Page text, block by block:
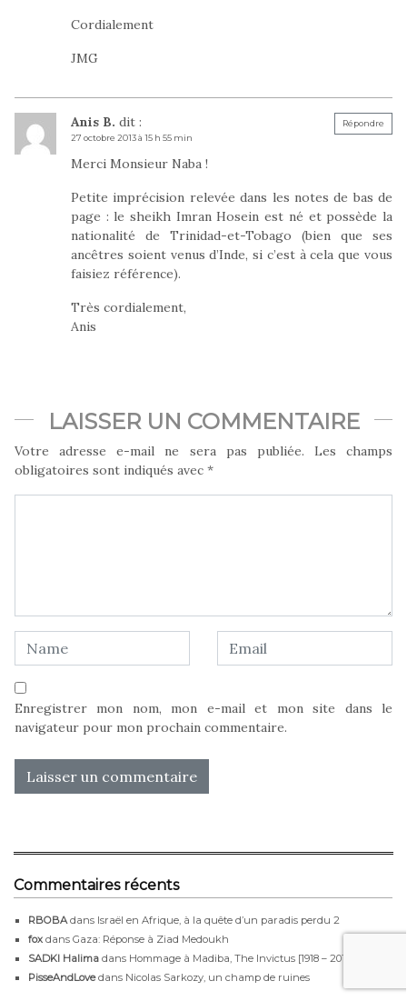
Cordialement
JMG
Anis B. dit :
27 octobre 2013 à 15 h 55 min
Merci Monsieur Naba !
Petite imprécision relevée dans les notes de bas de
page : le sheikh Imran Hosein est né et possède la
nationalité de Trinidad-et-Tobago (bien que ses
ancêtres soient venus d’Inde, si c’est à cela que vous
faisiez référence).
Très cordialement,
Anis
Répondre
LAISSER UN COMMENTAIRE
Votre adresse e-mail ne sera pas publiée.
Les champs
obligatoires sont indiqués avec *
Enregistrer mon nom, mon e-mail et mon site dans le
navigateur pour mon prochain commentaire.
Commentaires récents
RBOBA dans Israël en Afrique, à la quête d’un paradis perdu 2
fox dans Gaza: Réponse à Ziad Medoukh
SADKI Halima dans Hommage à Madiba, The Invictus [1918 – 2013]
PisseAndLovedans Nicolas Sarkozy, un champ de ruines